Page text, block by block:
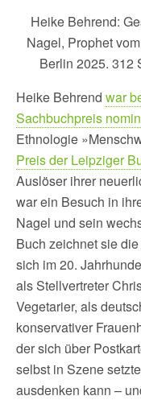
Heike Behrend:
Nagel, Prophet
Berlin 2025. 312
Heike Behrend war
Sachbuchpreis
Ethnologie
Preis der Leipziger
Auslöser ihrer
war ein Besuch in
Nagel und sein
Buch zeichnet sie
sich im 20.
als Stellvertreter
Vegetarier, als
konservativer
der sich über
selbst in Szene
ausdenken kann –